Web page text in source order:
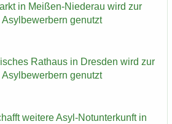
in Meißen-​Niederau wird zur
ge­nutzt
Rat­haus in Dres­den wird zur
ge­nutzt
wei­te­re Asyl-​Notunterkunft in